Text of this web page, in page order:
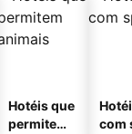
Hotéis que
permitem
com